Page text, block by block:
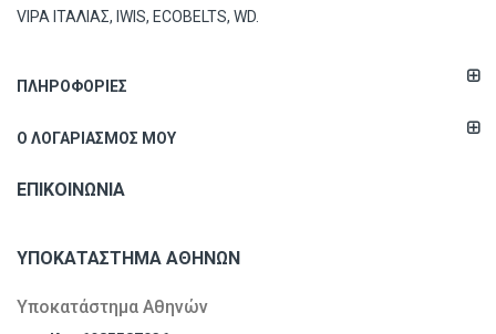
VIPA ΙΤΑΛΙΑΣ, IWIS, ECOBELTS, WD.
ΠΛΗΡΟΦΟΡΊΕΣ
Ο ΛΟΓΑΡΙΑΣΜΌΣ ΜΟΥ
ΕΠΙΚΟΙΝΩΝΊΑ
ΥΠΟΚΑΤΆΣΤΗΜΑ ΑΘΗΝΏΝ
Υποκατάστημα Αθηνών